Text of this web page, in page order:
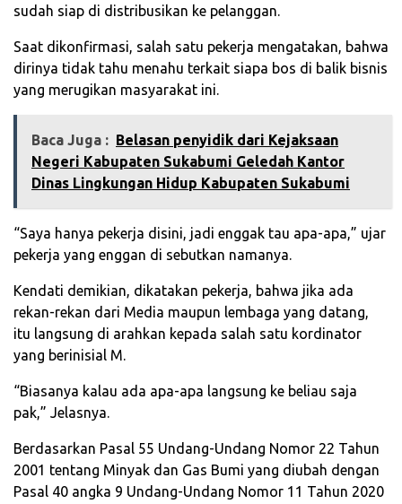
sudah siap di distribusikan ke pelanggan.
Saat dikonfirmasi, salah satu pekerja mengatakan, bahwa
dirinya tidak tahu menahu terkait siapa bos di balik bisnis
yang merugikan masyarakat ini.
Baca Juga : Belasan penyidik dari Kejaksaan
Negeri Kabupaten Sukabumi Geledah Kantor
Dinas Lingkungan Hidup Kabupaten Sukabumi
“Saya hanya pekerja disini, jadi enggak tau apa-apa,” ujar
pekerja yang enggan di sebutkan namanya.
Kendati demikian, dikatakan pekerja, bahwa jika ada
rekan-rekan dari Media maupun lembaga yang datang,
itu langsung di arahkan kepada salah satu kordinator
yang berinisial M.
“Biasanya kalau ada apa-apa langsung ke beliau saja
pak,” Jelasnya.
Berdasarkan Pasal 55 Undang-Undang Nomor 22 Tahun
2001 tentang Minyak dan Gas Bumi yang diubah dengan
Pasal 40 angka 9 Undang-Undang Nomor 11 Tahun 2020